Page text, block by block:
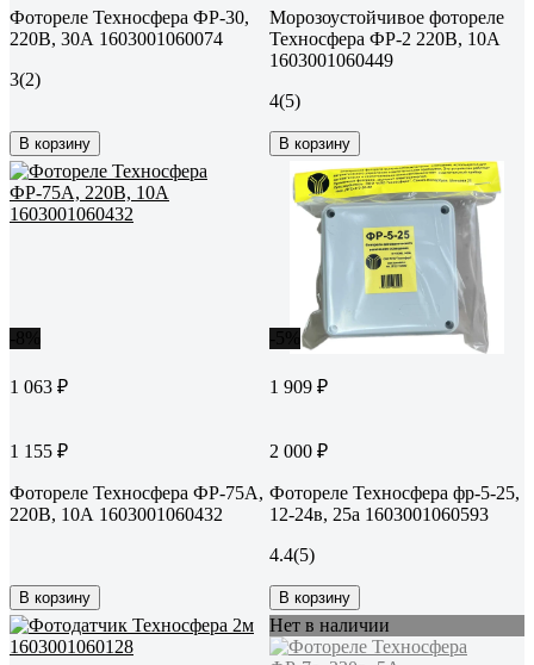
Фотореле Техносфера ФР-30,
220В, 30А 1603001060074
3(2)
В корзину
Морозоустойчивое фотореле
Техносфера ФР-2 220В, 10А
1603001060449
4(5)
В корзину
1 063 ₽
1 155 ₽
Фотореле Техносфера ФР-75А,
220В, 10А 1603001060432
В корзину
1 909 ₽
2 000 ₽
Фотореле Техносфера фр-5-25,
12-24в, 25а 1603001060593
4.4(5)
В корзину
Нет в наличии